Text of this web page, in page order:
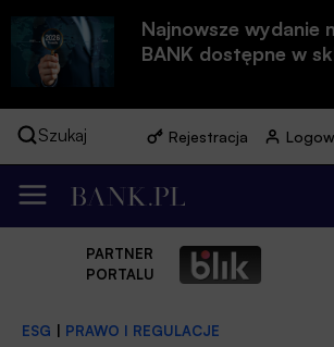
Najnowsze wydanie
BANK dostępne w
Szukaj Rejestracja
PARTNER
PORTALU
ESG PRAWO I REGULACJE